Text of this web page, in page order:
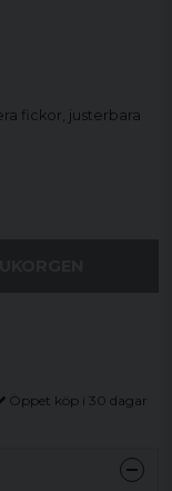
fickor, justerbara
Öppet köp i 30 dagar